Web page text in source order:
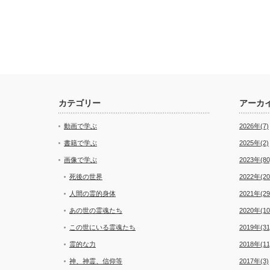
カテゴリー
動画で学ぶ
書籍で学ぶ
画像で学ぶ
死後の世界
人間の霊的身体
あの世の霊魂たち
この世にいる霊魂たち
霊的な力
神、神霊、信仰等
アーカ
2026年(7)
2025年(2)
2023年
2022年
2021年
2020年
2019年
2018年
2017年(3)